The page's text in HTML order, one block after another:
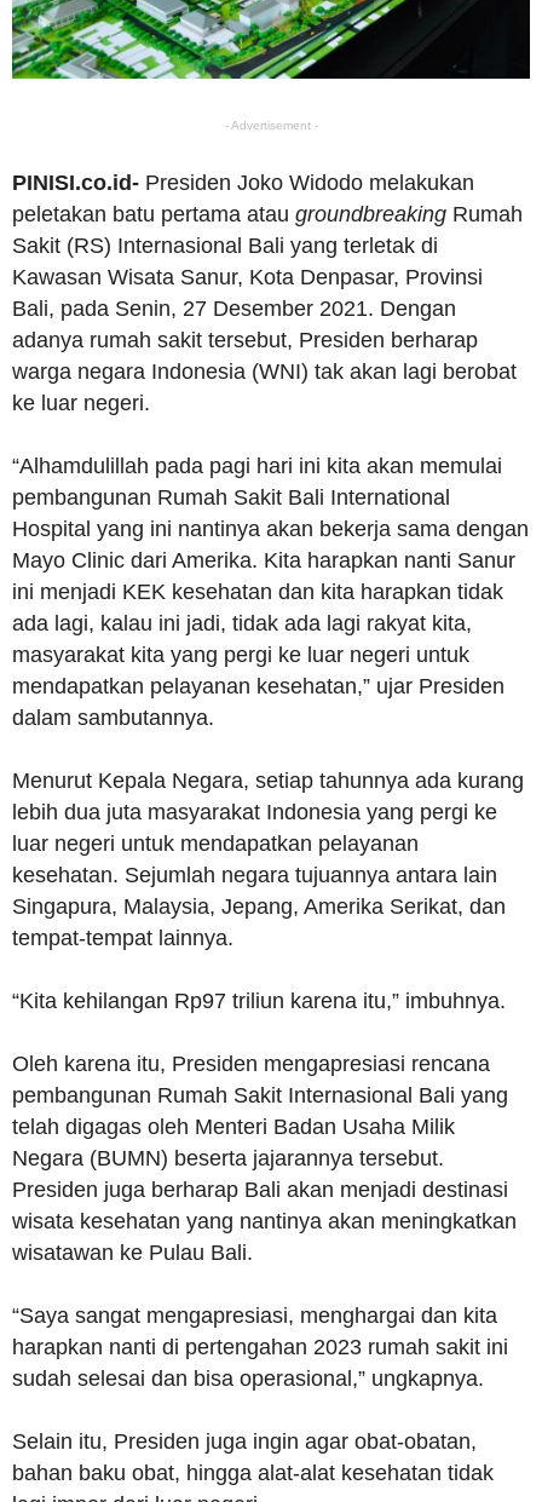
- Advertisement -
PINISI.co.id- Presiden Joko Widodo melakukan
peletakan batu pertama atau groundbreaking Rumah
Sakit (RS) Internasional Bali yang terletak di
Kawasan Wisata Sanur, Kota Denpasar, Provinsi
Bali, pada Senin, 27 Desember 2021. Dengan
adanya rumah sakit tersebut, Presiden berharap
warga negara Indonesia (WNI) tak akan lagi berobat
ke luar negeri.
“Alhamdulillah pada pagi hari ini kita akan memulai
pembangunan Rumah Sakit Bali International
Hospital yang ini nantinya akan bekerja sama dengan
Mayo Clinic dari Amerika. Kita harapkan nanti Sanur
ini menjadi KEK kesehatan dan kita harapkan tidak
ada lagi, kalau ini jadi, tidak ada lagi rakyat kita,
masyarakat kita yang pergi ke luar negeri untuk
mendapatkan pelayanan kesehatan,” ujar Presiden
dalam sambutannya.
Menurut Kepala Negara, setiap tahunnya ada kurang
lebih dua juta masyarakat Indonesia yang pergi ke
luar negeri untuk mendapatkan pelayanan
kesehatan. Sejumlah negara tujuannya antara lain
Singapura, Malaysia, Jepang, Amerika Serikat, dan
tempat-tempat lainnya.
“Kita kehilangan Rp97 triliun karena itu,” imbuhnya.
Oleh karena itu, Presiden mengapresiasi rencana
pembangunan Rumah Sakit Internasional Bali yang
telah digagas oleh Menteri Badan Usaha Milik
Negara (BUMN) beserta jajarannya tersebut.
Presiden juga berharap Bali akan menjadi destinasi
wisata kesehatan yang nantinya akan meningkatkan
wisatawan ke Pulau Bali.
“Saya sangat mengapresiasi, menghargai dan kita
harapkan nanti di pertengahan 2023 rumah sakit ini
sudah selesai dan bisa operasional,” ungkapnya.
Selain itu, Presiden juga ingin agar obat-obatan,
bahan baku obat, hingga alat-alat kesehatan tidak